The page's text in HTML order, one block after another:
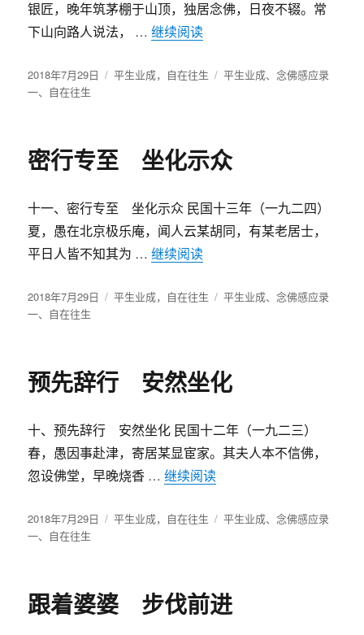
银匠，晚年筑茅棚于山顶，独居念佛，日夜不辍。常
下山向路人说法， …继续阅读
发
布
2018年7月29日
分
平生业成，自在往生
标
平生业成、念佛感应录
一、 自在往生
密行专至 坐化示众
十一、密行专至 坐化示众 民国十三年（一九二四）
夏，愚在北京极乐庵，闻人云某胡同，有某老居士，
平日人皆不知其为 …继续阅读
发
布
2018年7月29日
分
平生业成，自在往生
标
平生业成、念佛感应录
一、 自在往生
预先辞行 安然坐化
十、预先辞行 安然坐化 民国十二年（一九二三）
春，愚因事赴津，寄居某显宦家。其夫人本不信佛，
忽设佛堂，早晚烧香 …继续阅读
发
布
2018年7月29日
分
平生业成，自在往生
标
平生业成、念佛感应录
一、 自在往生
跟着婆婆 步伐前进